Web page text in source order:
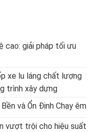
cao: giải pháp tối ưu
xe lu láng chất lượng
trình xây dựng
và Ổn Định Chạy êm
vượt trội cho hiệu suất